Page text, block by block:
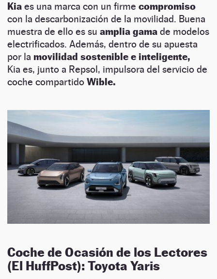
Kia es una marca con un firme compromiso
con la descarbonización de la movilidad. Buena
muestra de ello es su amplia gama de modelos
electrificados. Además, dentro de su apuesta
por la movilidad sostenible e inteligente,
Kia es, junto a Repsol, impulsora del servicio de
coche compartido Wible.
Coche de Ocasión de los Lectores
(El HuffPost): Toyota Yaris